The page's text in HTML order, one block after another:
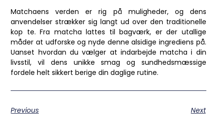
Matchaens verden er rig på muligheder, og dens
anvendelser strækker sig langt ud over den traditionelle
kop te. Fra matcha lattes til bagværk, er der utallige
måder at udforske og nyde denne alsidige ingrediens på.
Uanset hvordan du vælger at indarbejde matcha i din
livsstil, vil dens unikke smag og sundhedsmæssige
fordele helt sikkert berige din daglige rutine.
Previous Next